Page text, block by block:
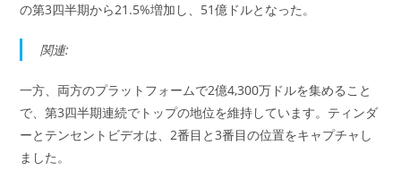
の第3四半期から21.5%増加し、51億ドルとなった。
関連:
一方、両方のプラットフォームで2億4,300万ドルを集めること
で、第3四半期連続でトップの地位を維持しています。ティンダ
ーとテンセントビデオは、2番目と3番目の位置をキャプチャし
ました。